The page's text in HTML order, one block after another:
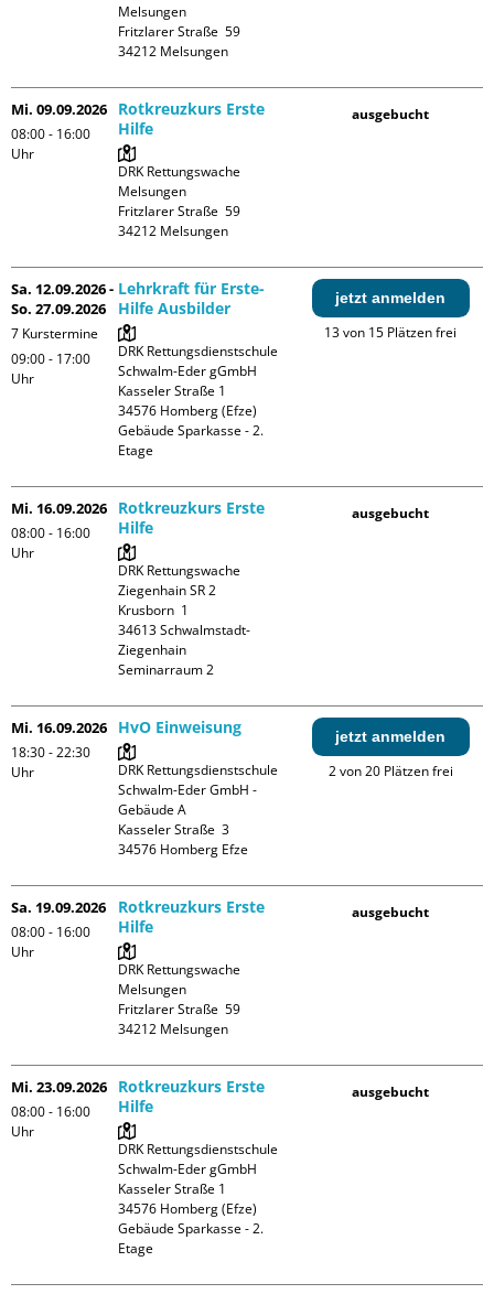
Melsungen
Fritzlarer Straße  59
Mi. 09.09.2026
08:00 - 16:00
Uhr
Rotkreuzkurs Erste
Hilfe
DRK Rettungswache
Melsungen
Fritzlarer Straße  59
ausgebucht
Sa. 12.09.2026 -
So. 27.09.2026
7 Kurstermine
09:00 - 17:00
Uhr
Lehrkraft für Erste-
Hilfe Ausbilder
DRK Rettungsdienstschule
Schwalm-Eder gGmbH
Kasseler Straße 1
34576 Homberg (Efze)
Gebäude Sparkasse - 2.
Etage
jetzt anmelden
13 von 15 Plätzen frei
Mi. 16.09.2026
08:00 - 16:00
Uhr
Rotkreuzkurs Erste
Hilfe
DRK Rettungswache
Ziegenhain SR 2
Krusborn  1
34613 Schwalmstadt-
Ziegenhain
Seminarraum 2
ausgebucht
Mi. 16.09.2026
18:30 - 22:30
Uhr
HvO Einweisung
DRK Rettungsdienstschule
Schwalm-Eder GmbH -
Gebäude A
Kasseler Straße  3
jetzt anmelden
2 von 20 Plätzen frei
Sa. 19.09.2026
08:00 - 16:00
Uhr
Rotkreuzkurs Erste
Hilfe
DRK Rettungswache
Melsungen
Fritzlarer Straße  59
ausgebucht
Mi. 23.09.2026
08:00 - 16:00
Uhr
Rotkreuzkurs Erste
Hilfe
DRK Rettungsdienstschule
Schwalm-Eder gGmbH
Kasseler Straße 1
34576 Homberg (Efze)
Gebäude Sparkasse - 2.
Etage
ausgebucht